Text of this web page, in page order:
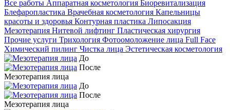
Все работы Аппаратная косметология Биоревитализация
Блефаропластика Врачебная косметология Капельницы
красоты и здоровья Контурная пластика Липосакция
Мезотерапия Нитевой лифтинг Пластическая хирургия
Прочие услуги Трихология Фотоомоложение лица Full Face
Химический пилинг Чистка лица Эстетическая косметология
До
После
Мезотерапия лица
До
После
Мезотерапия лица